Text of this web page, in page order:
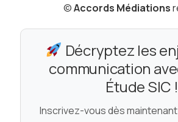
©Accords Médiations
Décryptez les
communication
Étude SIC !
Inscrivez-vous dès